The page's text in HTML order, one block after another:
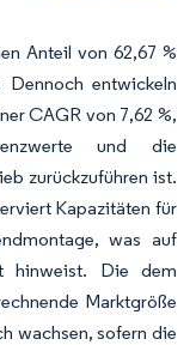
Anteil von 62,67 %
Dennoch entwickeln
CAGR von 7,62 %,
und die
zurückzuführen ist.
Kapazitäten für
was auf
hinweist. Die dem
Marktgröße
wachsen, sofern die